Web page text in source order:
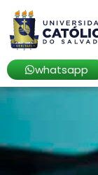
whatsapp